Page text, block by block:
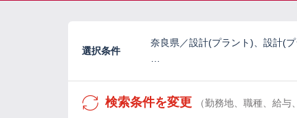
選択条件
奈良県／設計(プラント)、設計(
検索条件を変更 （勤務地、職種、給与